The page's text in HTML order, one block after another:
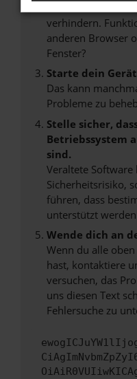
verhindern.
anderen Browser
Fenster?
Starte dein
Das kann
Probleme zu
Stelle sicher,
Betriebssystem
sind.
Veraltete
Sicherheitsrisiko,
führen, dass
unterstützt
Wende dich an
Wenn du alle
hast, kontaktiere
versuchen, das
uns diesen Text
Fehlersuche zu